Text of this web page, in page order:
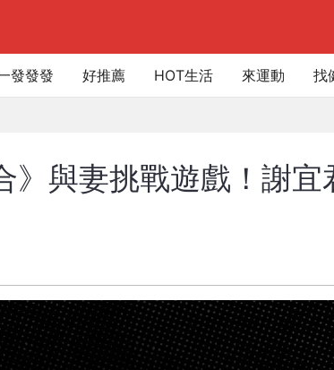
發發發 好推薦 HOT生活 來運動 找
》與妻挑戰遊戲！謝宜